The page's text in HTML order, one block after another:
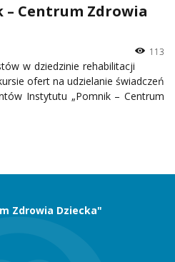
Centrum Zdrowia
113
w dziedzinie rehabilitacji
ofert na udzielanie świadczeń
Instytutu „Pomnik – Centrum
Zdrowia Dziecka"